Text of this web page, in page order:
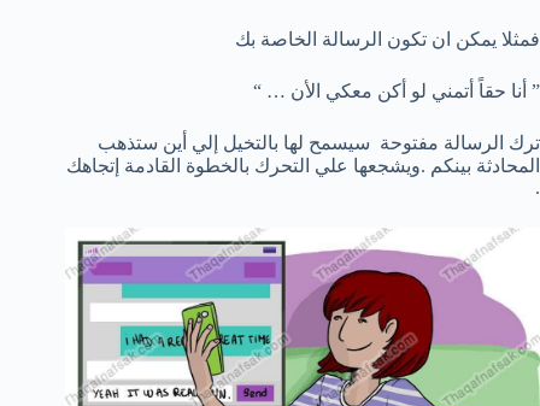
فمثلا يمكن ان تكون الرسالة الخاصة بك
” أنا حقاً أتمني لو أكن معكي الأن … “
ترك الرسالة مفتوحة سيسمح لها بالتخيل إلي أين ستذهب
المحادثة بينكم .ويشجعها علي التحرك بالخطوة القادمة إتجاهك
.